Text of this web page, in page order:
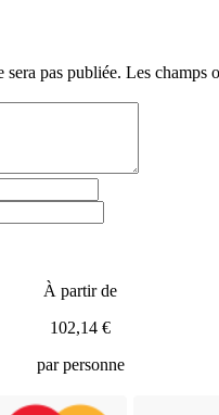
sera pas publiée. Les champs
À partir de
102,14 €
par personne